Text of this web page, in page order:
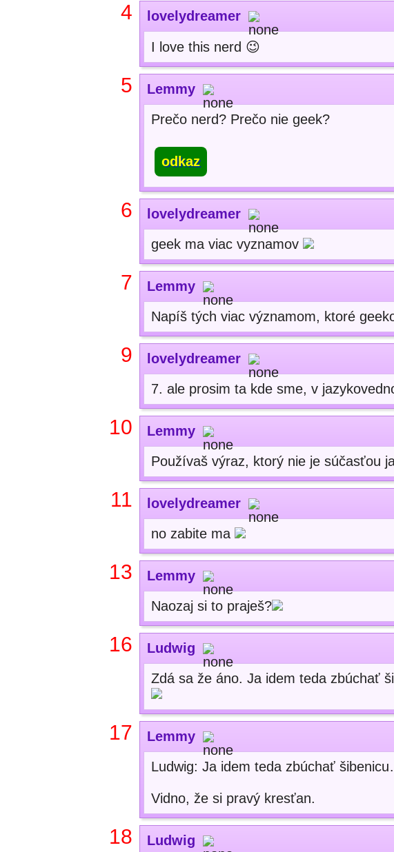
4 lovelydreamer
I love this nerd 😉
5 Lemmy
Prečo nerd? Prečo nie geek?
odkaz
6 lovelydreamer
geek ma viac vyznamov
7 Lemmy
Napíš tých viac významom, ktoré
9 lovelydreamer
7. ale prosim ta kde sme, v
10 Lemmy
Používaš výraz, ktorý nie je súčasťou
11 lovelydreamer
no zabite ma
13 Lemmy
Naozaj si to praješ?
16 Ludwig
Zdá sa že áno. Ja idem teda zbúchať
17 Lemmy
Ludwig: Ja idem teda zbúchať
Vidno, že si pravý kresťan.
18 Ludwig